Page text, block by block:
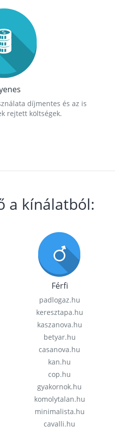
díjmentes és az is
rejtett költségek.
a kínálatból:
Férfi
padlogaz.hu
keresztapa.hu
kaszanova.hu
betyar.hu
casanova.hu
kan.hu
cop.hu
gyakornok.hu
komolytalan.hu
minimalista.hu
cavalli.hu